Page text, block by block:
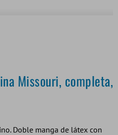
Missouri, completa,
Doble manga de látex con